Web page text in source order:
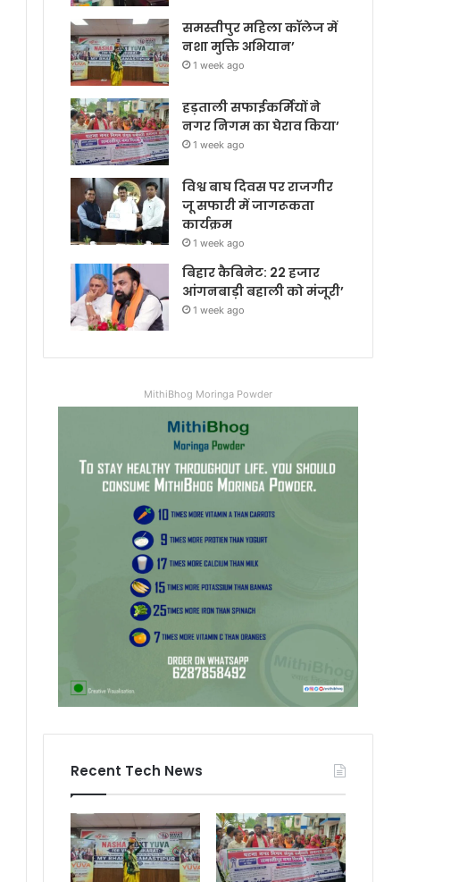
समस्तीपुर महिला कॉलेज में
नशा मुक्ति अभियान’
1 week ago
हड़ताली सफाईकर्मियों ने
नगर निगम का घेराव किया’
1 week ago
विश्व बाघ दिवस पर राजगीर
जू सफारी में जागरूकता
कार्यक्रम
1 week ago
बिहार कैबिनेट: 22 हजार
आंगनबाड़ी बहाली को मंजूरी’
1 week ago
MithiBhog Moringa Powder
Recent Tech News